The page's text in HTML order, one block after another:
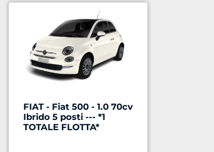
FIAT - Fiat 500 - 1.0 70cv
Ibrido 5 posti --- *1
TOTALE FLOTTA*